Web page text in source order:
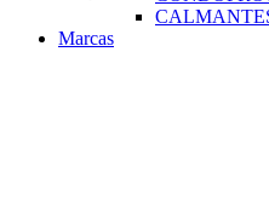
Marcas